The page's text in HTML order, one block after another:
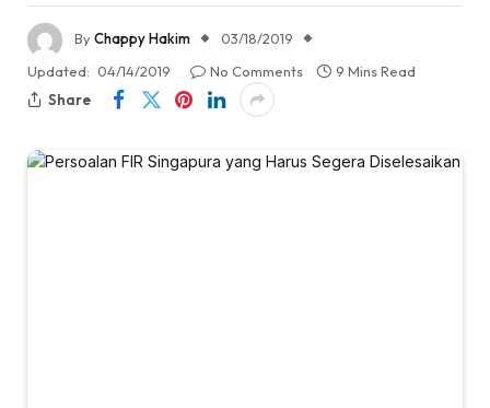
ByChappy Hakim
03/18/2019
Updated: 04/14/2019 No Comments
9 Mins Read
Share